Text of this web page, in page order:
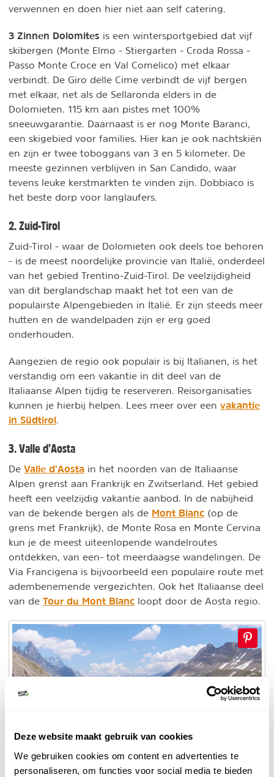
Deze website maakt gebruik van cookies
We gebruiken cookies om content en advertenties te
personaliseren, om functies voor social media te bieden
verwennen en doen hier niet aan self catering.
3 Zinnen Dolomites is een wintersportgebied dat vijf
skibergen (Monte Elmo - Stiergarten - Croda Rossa -
Passo Monte Croce en Val Comelico) met elkaar
verbindt. De Giro delle Cime verbindt de vijf bergen
met elkaar, net als de Sellaronda elders in de
Dolomieten. 115 km aan pistes met 100%
sneeuwgarantie. Daarnaast is er nog Monte Baranci,
een skigebied voor families. Hier kan je ook nachtskiën
en zijn er twee toboggans van 3 en 5 kilometer. De
meeste gezinnen verblijven in San Candido, waar
tevens leuke kerstmarkten te vinden zijn. Dobbiaco is
het beste dorp voor langlaufers.
2. Zuid-Tirol
Zuid-Tirol - waar de Dolomieten ook deels toe behoren
- is de meest noordelijke provincie van Italië, onderdeel
van het gebied Trentino-Zuid-Tirol. De veelzijdigheid
van dit berglandschap maakt het tot een van de
populairste Alpengebieden in Italië. Er zijn steeds meer
hutten en de wandelpaden zijn er erg goed
onderhouden.
Aangezien de regio ook populair is bij Italianen, is het
verstandig om een vakantie in dit deel van de
Italiaanse Alpen tijdig te reserveren. Reisorganisaties
kunnen je hierbij helpen. Lees meer over een vakantie
in Südtirol.
3. Valle d’Aosta
De Valle d’Aosta in het noorden van de Italiaanse
Alpen grenst aan Frankrijk en Zwitserland. Het gebied
heeft een veelzijdig vakantie aanbod. In de nabijheid
van de bekende bergen als de Mont Blanc (op de
grens met Frankrijk), de Monte Rosa en Monte Cervina
kun je de meest uiteenlopende wandelroutes
ontdekken, van een- tot meerdaagse wandelingen. De
Via Francigena is bijvoorbeeld een populaire route met
adembenemende vergezichten. Ook het Italiaanse deel
van de Tour du Mont Blanc loopt door de Aosta regio.